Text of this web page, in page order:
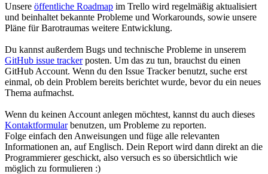
Unsere öffentliche Roadmap im Trello wird regelmäßig aktualisiert
und beinhaltet bekannte Probleme und Workarounds, sowie unsere
Pläne für Barotraumas weitere Entwicklung.
Du kannst außerdem Bugs und technische Probleme in unserem
GitHub issue trackerposten. Um das zu tun, brauchst du einen
GitHub Account. Wenn du den Issue Tracker benutzt, suche erst
einmal, ob dein Problem bereits berichtet wurde, bevor du ein neues
Thema aufmachst.
Wenn du keinen Account anlegen möchtest, kannst du auch dieses
Kontaktformularbenutzen, um Probleme zu reporten.
Folge einfach den Anweisungen und füge alle relevanten
Informationen an, auf Englisch. Dein Report wird dann direkt an die
Programmierer geschickt, also versuch es so übersichtlich wie
möglich zu formulieren :)